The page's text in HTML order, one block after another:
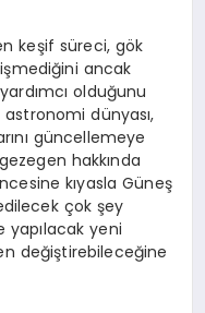
keşif süreci, gök
ancak
olduğunu
dünyası,
güncellemeye
hakkında
kıyasla Güneş
çok şey
yapılacak yeni
değiştirebileceğine